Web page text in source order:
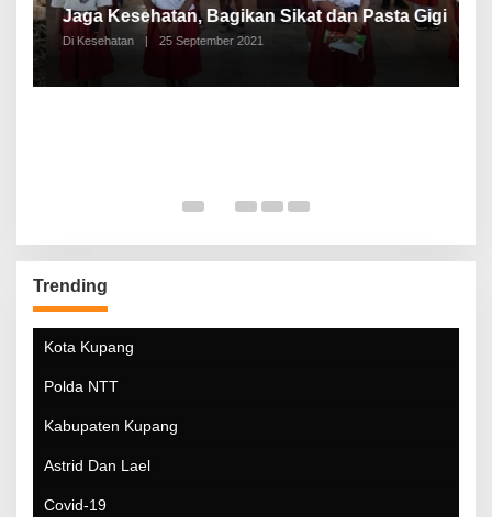
Jaga Kesehatan, Bagikan Sikat dan Pasta Gigi
Di Kesehatan | 25 September 2021
Trending
Kota Kupang
Polda NTT
Kabupaten Kupang
Astrid Dan Lael
Covid-19